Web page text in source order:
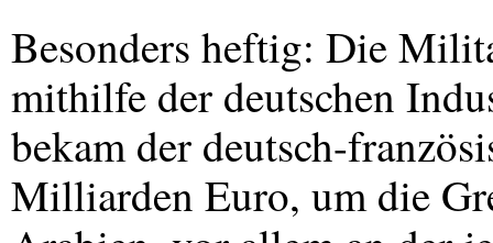
Besonders heftig: Die
mithilfe der deutschen
bekam der deutsch-
Milliarden Euro, um die